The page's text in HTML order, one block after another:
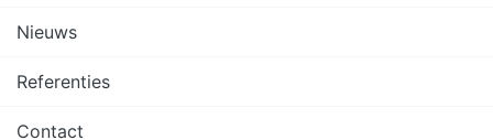
Nieuws
Referenties
Contact